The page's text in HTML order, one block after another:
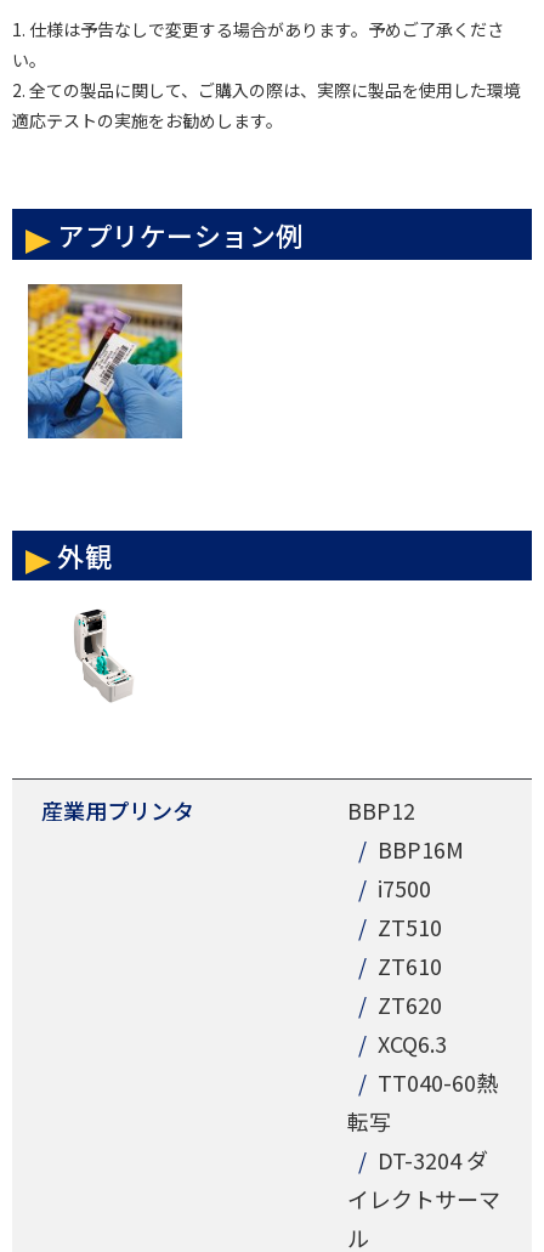
1. 仕様は予告なしで変更する場合があります。予めご了承くださ
い。
2. 全ての製品に関して、ご購入の際は、実際に製品を使用した環境
適応テストの実施をお勧めします。
アプリケーション例
外観
産業用プリンタ
BBP12
BBP16M
i7500
ZT510
ZT610
ZT620
XCQ6.3
TT040-60熱
転写
DT-3204 ダ
イレクトサーマ
ル